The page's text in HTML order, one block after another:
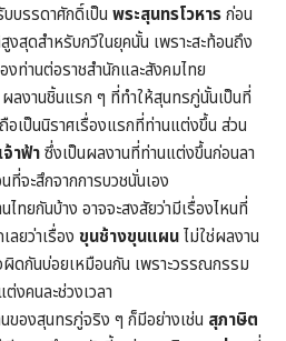
บรรดาศักดิ์เป็น พระสุนทรโวหารก่อน
งสุดสำหรับกวีในยุคนั้น เพราะสะท้อนถึง
ท่านต่อราชสำนักและสังคมไทย
ลงานชิ้นแรก ๆ ที่ทำให้สุนทรภู่นั้นเป็นที่
อเป็นนิราศเรื่องแรกที่ท่านแต่งขึ้น ส่วน
าฟ้าซึ่งเป็นผลงานที่ท่านแต่งขึ้นก่อนลา
จะสึกจากการบวชนั่นเอง
ทยกันบ้าง อาจจะสงสัยว่ามีเรื่องไหนที่
ลยว่าเรื่อง ขุนช้างขุนแผนไม่ใช่ผลงาน
ผิดกันบ่อยเหมือนกัน เพราะวรรณกรรม
งคนละช่วงเวลา
องสุนทรภู่จริง ๆ ก็มีอย่างเช่น สุภาษิต